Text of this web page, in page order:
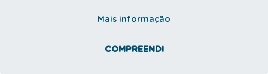
Mais informação
COMPREENDI